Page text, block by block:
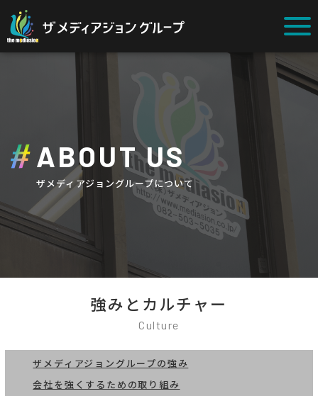
ABOUT US
ザメディアジョングループについて
ザメディアジョングループ の強み
会社を強くするための取り組み
強みとカルチャー
Culture